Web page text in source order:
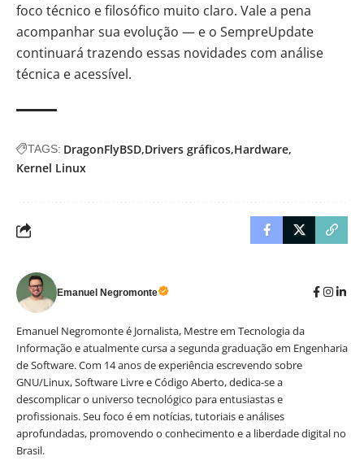
foco técnico e filosófico muito claro. Vale a pena
acompanhar sua evolução — e o SempreUpdate
continuará trazendo essas novidades com análise
técnica e acessível.
TAGS: DragonFlyBSD Drivers gráficos Hardware
Kernel Linux
Emanuel Negromonte
Emanuel Negromonte é Jornalista, Mestre em Tecnologia da
Informação e atualmente cursa a segunda graduação em Engenharia
de Software. Com 14 anos de experiência escrevendo sobre
GNU/Linux, Software Livre e Código Aberto, dedica-se a
descomplicar o universo tecnológico para entusiastas e
profissionais. Seu foco é em notícias, tutoriais e análises
aprofundadas, promovendo o conhecimento e a liberdade digital no
Brasil.